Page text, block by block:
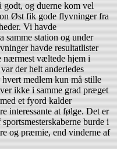
godt, og duerne kom vel
Øst fik gode flyvninger fra
Vi havde
samme station og under
havde resultatlister
nærmest væltede hjem i
der helt anderledes
medlem kun må stille
ikke i samme grad præget
et fyord kalder
interessante at følge. Det er
burde i
og præmie, end vinderne af